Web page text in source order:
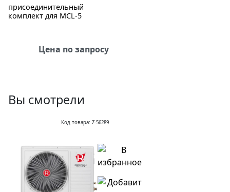
присоединительный
комплект для MCL-5
Цена по запросу
Вы смотрели
Код товара: Z-56289